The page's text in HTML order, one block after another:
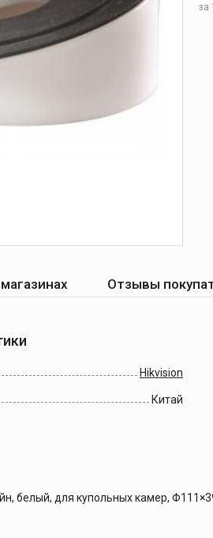
за
Отзывы
Hikvision
Китай
белый, для купольных камер,